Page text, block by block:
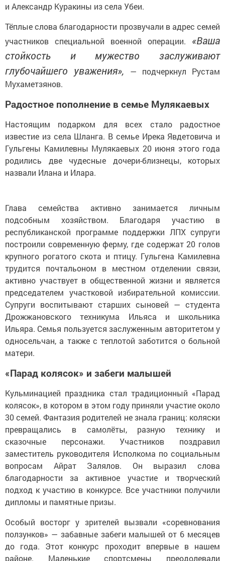
и Александр Куракины из села Убеи.
Тёплые слова благодарности прозвучали в адрес семей
участников специальной военной операции. «Ваша
стойкость и мужество заслуживают
глубочайшего уважения», — подчеркнул Рустам
Мухаметзянов.
Радостное пополнение в семье Мулякаевых
Настоящим подарком для всех стало радостное
известие из села Шланга. В семье Ирека Явдетовича и
Гульгены Камилевны Мулякаевых 20 июня этого года
родились две чудесные дочери-близнецы, которых
назвали Илана и Илара.
Глава семейства активно занимается личным
подсобным хозяйством. Благодаря участию в
республиканской программе поддержки ЛПХ супруги
построили современную ферму, где содержат 20 голов
крупного рогатого скота и птицу. Гульгена Камилевна
трудится почтальоном в местном отделении связи,
активно участвует в общественной жизни и является
председателем участковой избирательной комиссии.
Супруги воспитывают старших сыновей — студента
Дрожжановского техникума Ильяса и школьника
Ильяра. Семья пользуется заслуженным авторитетом у
односельчан, а также с теплотой заботится о больной
матери.
«Парад колясок» и забеги малышей
Кульминацией праздника стал традиционный «Парад
колясок», в котором в этом году приняли участие около
30 семей. Фантазия родителей не знала границ: коляски
превращались в самолёты, разную технику и
сказочные персонажи. Участников поздравил
заместитель руководителя Исполкома по социальным
вопросам Айрат Залялов. Он выразил слова
благодарности за активное участие и творческий
подход к участию в конкурсе. Все участники получили
дипломы и памятные призы.
Особый восторг у зрителей вызвали «соревнования
ползунков» — забавные забеги малышей от 6 месяцев
до года. Этот конкурс проходит впервые в нашем
районе. Маленькие спортсмены преодолевали